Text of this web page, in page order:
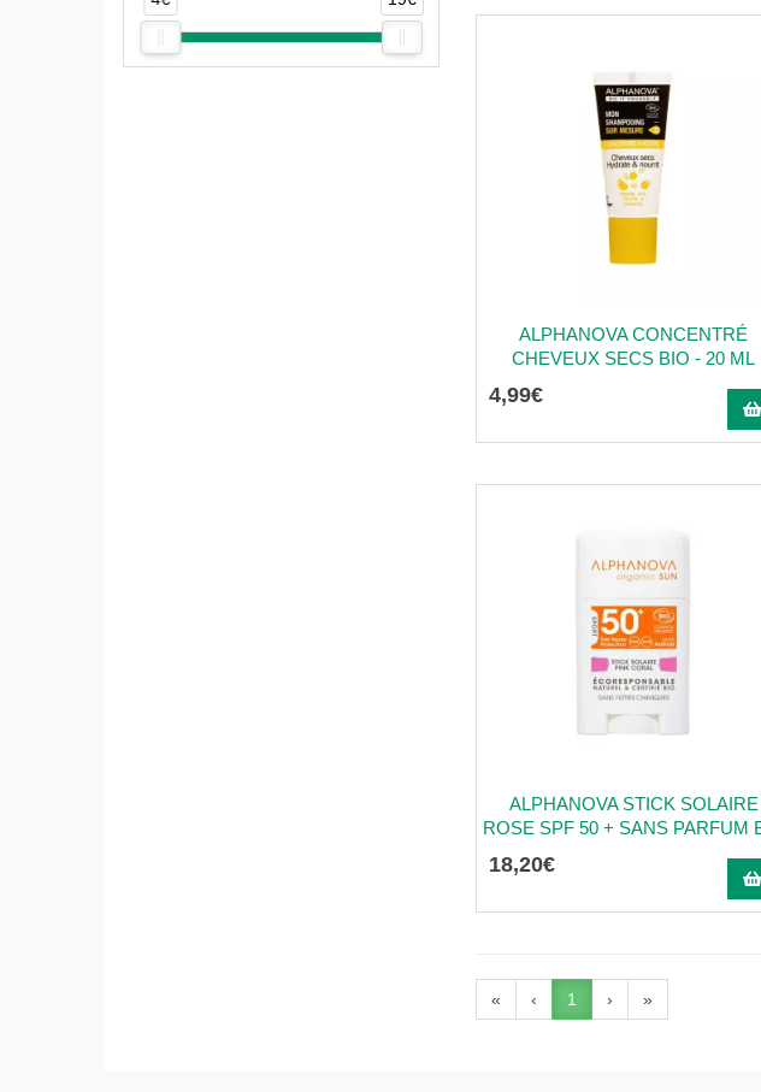
ALPHANOVA CONCENTRÉ
CHEVEUX SECS BIO - 20 ML
4,99€
ALPHANOVA STICK SOLAIRE
ROSE SPF 50 + SANS PARFUM
18,20€
« ‹ 1 › »